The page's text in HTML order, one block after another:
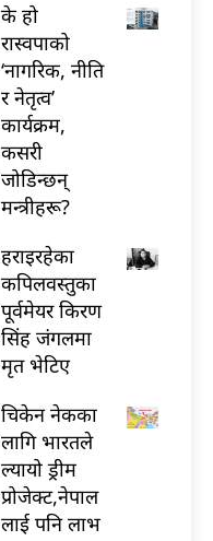
के हो
रास्वपाको
‘नागरिक, नीति
र नेतृत्व’
कार्यक्रम,
कसरी
जोडिन्छन्
मन्त्रीहरू?
हराइरहेका
कपिलवस्तुका
पूर्वमेयर किरण
सिंह जंगलमा
मृत भेटिए
चिकेन नेकका
लागि भारतले
ल्यायो ड्रीम
प्रोजेक्ट,नेपाल
लाई पनि लाभ